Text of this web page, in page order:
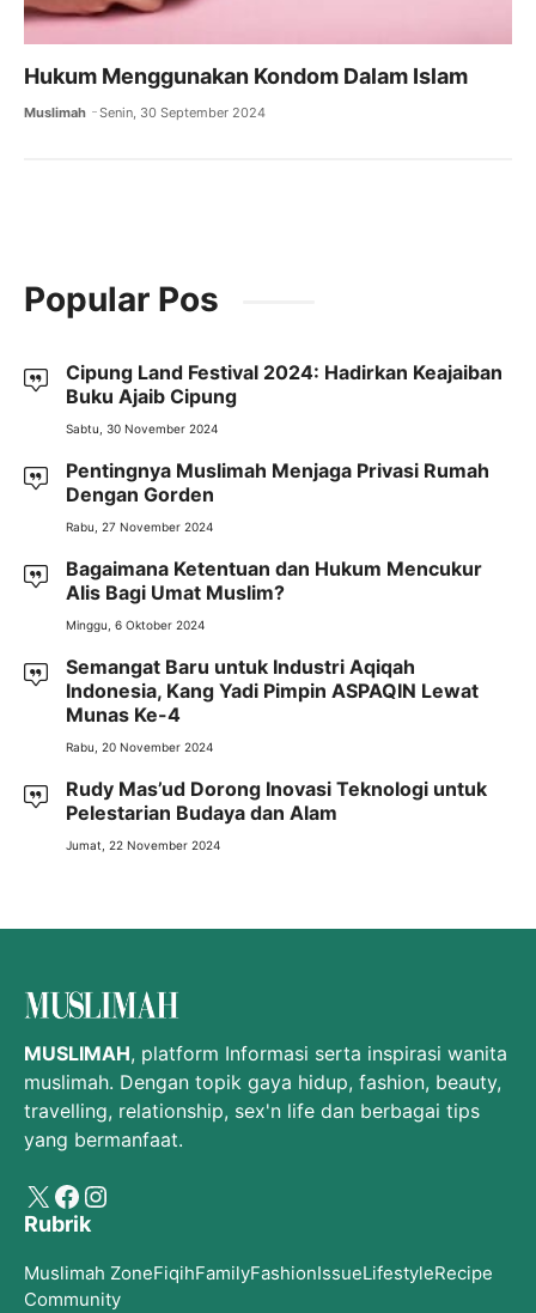
Hukum Menggunakan Kondom Dalam Islam
Muslimah Senin, 30 September 2024
Popular Pos
Cipung Land Festival 2024: Hadirkan Keajaiban
Buku Ajaib Cipung
Sabtu, 30 November 2024
Pentingnya Muslimah Menjaga Privasi Rumah
Dengan Gorden
Rabu, 27 November 2024
Bagaimana Ketentuan dan Hukum Mencukur
Alis Bagi Umat Muslim?
Minggu, 6 Oktober 2024
Semangat Baru untuk Industri Aqiqah
Indonesia, Kang Yadi Pimpin ASPAQIN Lewat
Munas Ke-4
Rabu, 20 November 2024
Rudy Mas’ud Dorong Inovasi Teknologi untuk
Pelestarian Budaya dan Alam
Jumat, 22 November 2024
MUSLIMAH, platform Informasi serta inspirasi wanita
muslimah. Dengan topik gaya hidup, fashion, beauty,
travelling, relationship, sex'n life dan berbagai tips
yang bermanfaat.
X Facebook
Instagram
Rubrik
Muslimah ZoneFiqihFamilyFashionIssueLifestyleRecipe
Community